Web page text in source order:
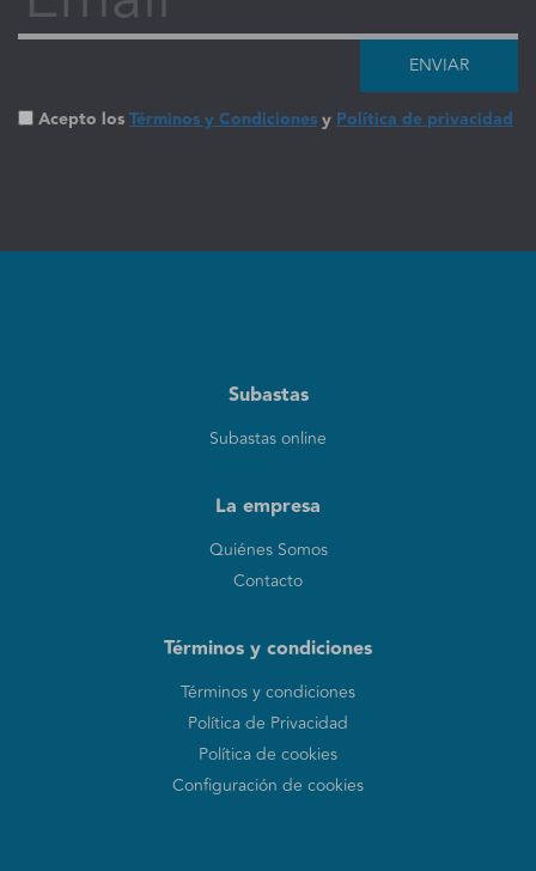
ENVIAR
Acepto losTérminos y CondicionesyPolítica de privacidad
Subastas
Subastas online
La empresa
Quiénes Somos
Contacto
Términos y condiciones
Términos y condiciones
Política de Privacidad
Política de cookies
Configuración de cookies